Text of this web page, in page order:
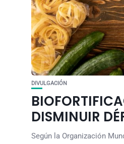
DIVULGACIÓN
DISMINUIR
Según la Organización